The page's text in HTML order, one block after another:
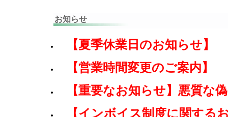
お知らせ
【夏季休業日のお知らせ】
【営業時間変更のご案内】
【重要なお知らせ】悪質な
【インボイス制度に関する